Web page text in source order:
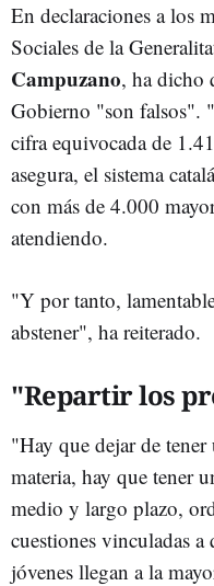
En declaraciones a los
Sociales de la
Campuzano, ha dicho
Gobierno "son falsos".
cifra equivocada de
asegura, el sistema
con más de 4.000
atendiendo.
"Y por tanto,
abstener", ha reiterado.
"Repartir los
"Hay que dejar de tener
materia, hay que tener
medio y largo plazo,
cuestiones vinculadas a
jóvenes llegan a la